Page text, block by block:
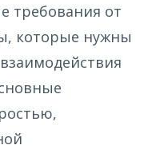
требования от
которые нужны